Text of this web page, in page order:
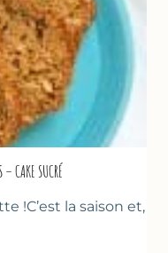
CAKE SUCRÉ
!C’est la saison et,